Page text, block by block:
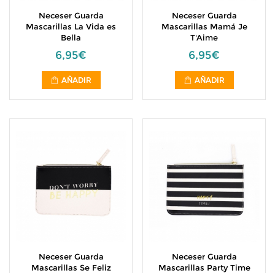
Neceser Guarda
Mascarillas La Vida es
Bella
6,95€
AÑADIR
Neceser Guarda
Mascarillas Mamá Je
T'Aime
6,95€
AÑADIR
Neceser Guarda
Mascarillas Se Feliz
Neceser Guarda
Mascarillas Party Time